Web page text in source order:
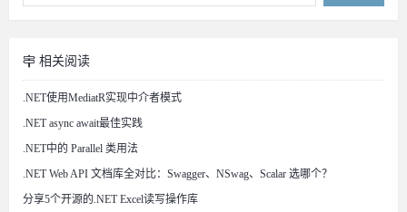
相关阅读
.NET使用MediatR实现中介者模式
.NET async await最佳实践
.NET中的 Parallel 类用法
.NET Web API 文档库全对比：Swagger、NSwag、Scalar 选哪个？
分享5个开源的.NET Excel读写操作库